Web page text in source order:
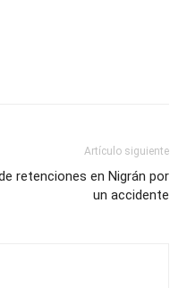
Artículo siguiente
retenciones en Nigrán por
un accidente